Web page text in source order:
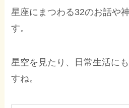
星座にまつわる32のお話や
す。
星空を見たり、日常生活に
すね。